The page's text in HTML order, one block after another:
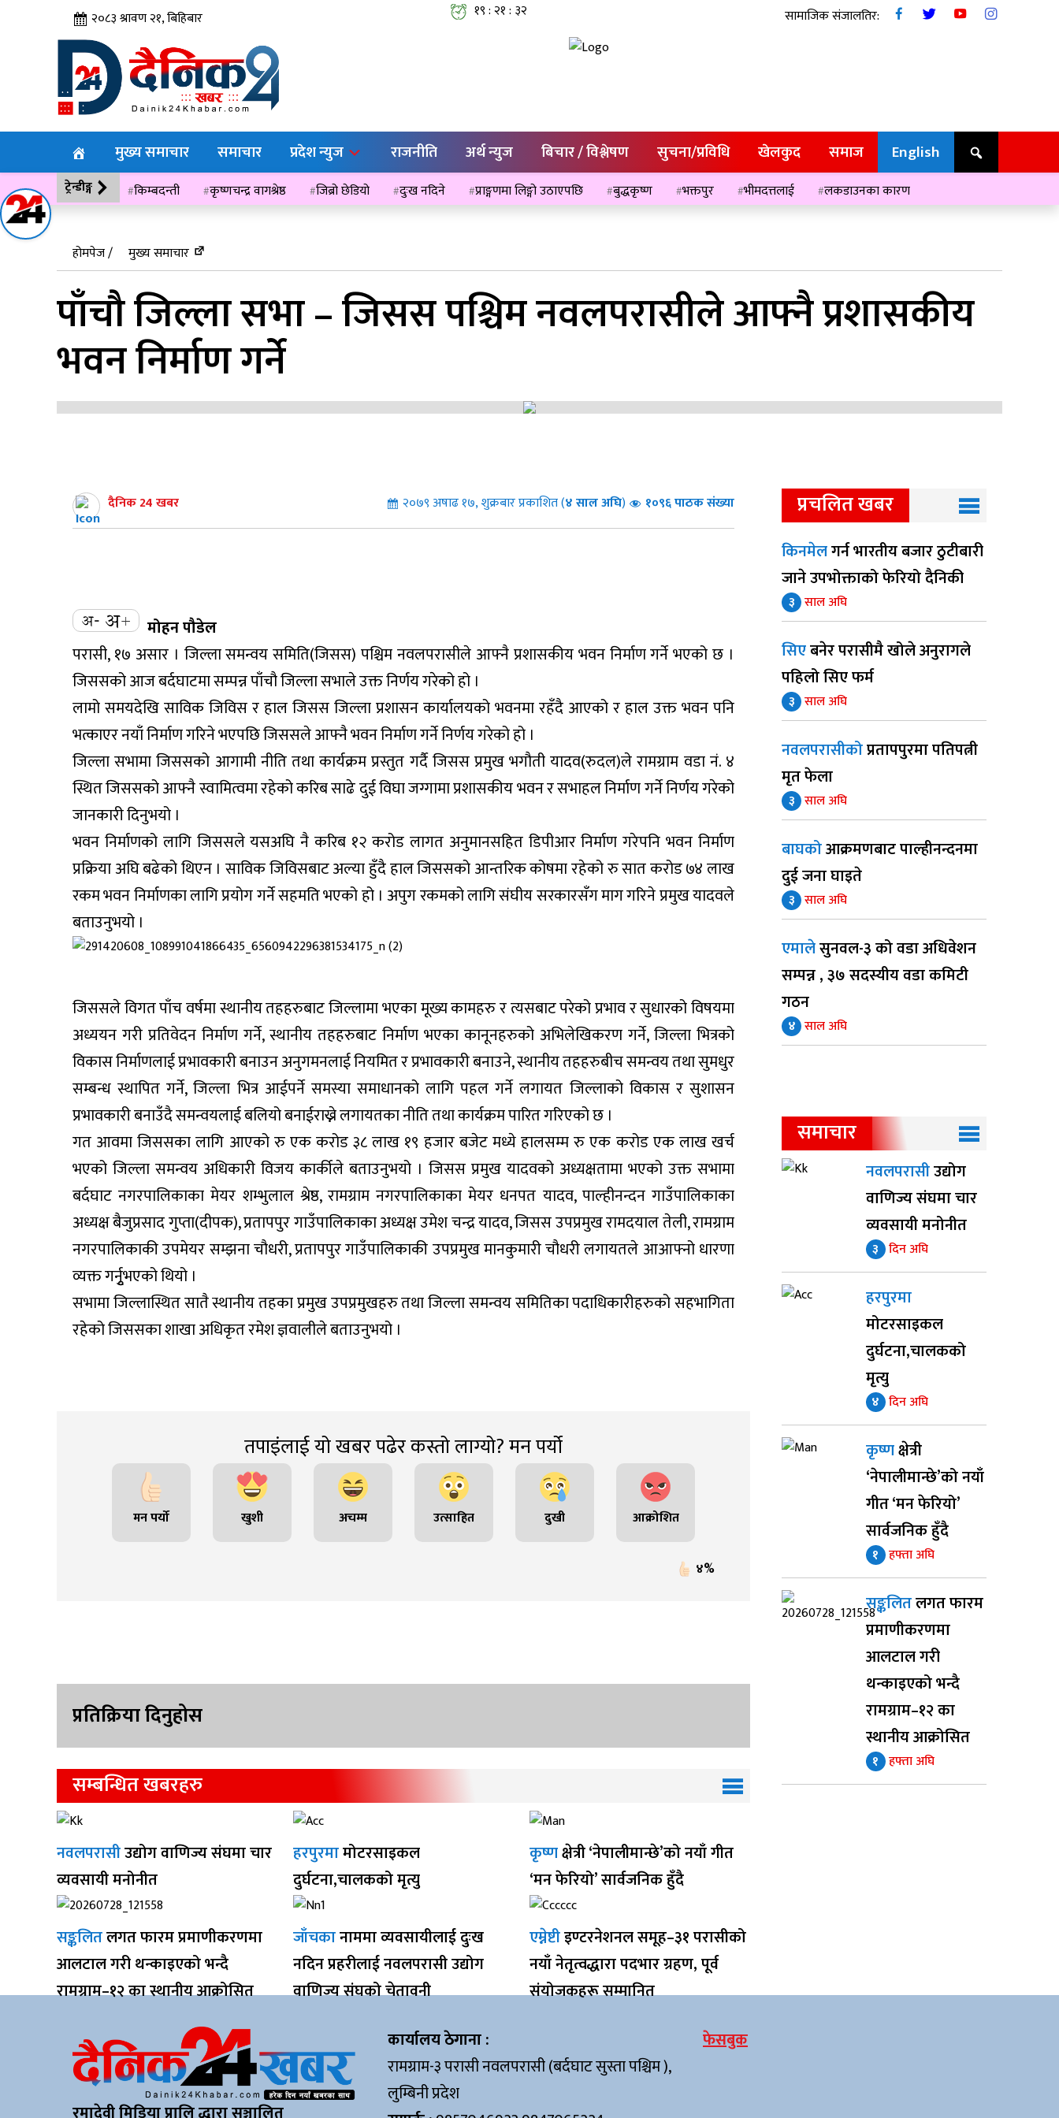
२०८३ श्रावण २१, बिहिबार १९ : २१ : ३३ सामाजिक संजालतिर:
मुख्य समाचार समाचार प्रदेश न्युज राजनीति अर्थ न्युज बिचार / विश्लेषण सुचना/प्रविधि खेलकुद समाज English
ट्रेन्डीङ्ग किम्बदन्ती कृष्णचन्द्र वागश्रेष्ठ जिब्रो छेडियो दुःख नदिने प्राङ्गणमा लिङ्गो उठाएपछि बुद्धकृष्ण भक्तपुर भीमदत्तलाई
लकडाउनका कारण
होमपेज /
मुख्य समाचार
पाँचौ जिल्ला सभा – जिसस पश्चिम नवलपरासीले आफ्नै प्रशासकीय
भवन निर्माण गर्ने
दैनिक 24 खबर २०७९ अषाढ १७, शुक्रबार प्रकाशित (४साल अघि) १०९६ पाठक संख्या
मोहन पौडेल
परासी, १७ असार । जिल्ला समन्वय समिति(जिसस) पश्चिम नवलपरासीले आफ्नै प्रशासकीय भवन निर्माण गर्ने भएको छ ।
जिससको आज बर्दघाटमा सम्पन्न पाँचौ जिल्ला सभाले उक्त निर्णय गरेको हो ।
लामो समयदेखि साविक जिविस र हाल जिसस जिल्ला प्रशासन कार्यालयको भवनमा रहँदै आएको र हाल उक्त भवन पनि
भत्काएर नयाँ निर्माण गरिने भएपछि जिससले आफ्नै भवन निर्माण गर्ने निर्णय गरेको हो ।
जिल्ला सभामा जिससको आगामी नीति तथा कार्यक्रम प्रस्तुत गर्दै जिसस प्रमुख भगौती यादव(रुदल)ले रामग्राम वडा नं. ४
स्थित जिससको आफ्नै स्वामित्वमा रहेको करिब साढे दुई विघा जग्गामा प्रशासकीय भवन र सभाहल निर्माण गर्ने निर्णय गरेको
जानकारी दिनुभयो ।
भवन निर्माणको लागि जिससले यसअघि नै करिब १२ करोड लागत अनुमानसहित डिपीआर निर्माण गरेपनि भवन निर्माण
प्रक्रिया अघि बढेको थिएन । साविक जिविसबाट अल्या हुँदै हाल जिससको आन्तरिक कोषमा रहेको रु सात करोड ७४ लाख
रकम भवन निर्माणका लागि प्रयोग गर्ने सहमति भएको हो । अपुग रकमको लागि संघीय सरकारसँग माग गरिने प्रमुख यादवले
बताउनुभयो ।
जिससले विगत पाँच वर्षमा स्थानीय तहहरुबाट जिल्लामा भएका मूख्य कामहरु र त्यसबाट परेको प्रभाव र सुधारको विषयमा
अध्ययन गरी प्रतिवेदन निर्माण गर्ने, स्थानीय तहहरुबाट निर्माण भएका कानूनहरुको अभिलेखिकरण गर्ने, जिल्ला भित्रको
विकास निर्माणलाई प्रभावकारी बनाउन अनुगमनलाई नियमित र प्रभावकारी बनाउने, स्थानीय तहहरुबीच समन्वय तथा सुमधुर
सम्बन्ध स्थापित गर्ने, जिल्ला भित्र आईपर्ने समस्या समाधानको लागि पहल गर्ने लगायत जिल्लाको विकास र सुशासन
प्रभावकारी बनाउँदै समन्वयलाई बलियो बनाईराख्ने लगायतका नीति तथा कार्यक्रम पारित गरिएको छ ।
गत आवमा जिससका लागि आएको रु एक करोड ३८ लाख १९ हजार बजेट मध्ये हालसम्म रु एक करोड एक लाख खर्च
भएको जिल्ला समन्वय अधिकारी विजय कार्कीले बताउनुभयो । जिसस प्रमुख यादवको अध्यक्षतामा भएको उक्त सभामा
बर्दघाट नगरपालिकाका मेयर शम्भुलाल श्रेष्ठ, रामग्राम नगरपालिकाका मेयर धनपत यादव, पाल्हीनन्दन गाउँपालिकाका
अध्यक्ष बैजुप्रसाद गुप्ता(दीपक), प्रतापपुर गाउँपालिकाका अध्यक्ष उमेश चन्द्र यादव, जिसस उपप्रमुख रामदयाल तेली, रामग्राम
नगरपालिकाकी उपमेयर सम्झना चौधरी, प्रतापपुर गाउँपालिकाकी उपप्रमुख मानकुमारी चौधरी लगायतले आआफ्नो धारणा
व्यक्त गर्नुृभएको थियो ।
सभामा जिल्लास्थित सातै स्थानीय तहका प्रमुख उपप्रमुखहरु तथा जिल्ला समन्वय समितिका पदाधिकारीहरुको सहभागिता
रहेको जिससका शाखा अधिकृत रमेश ज्ञवालीले बताउनुभयो ।
तपाइंलाई यो खबर पढेर कस्तो लाग्यो? मन पर्यो
मन पर्यो खुशी अचम्म उत्साहित दुखी आक्रोशित
४%
प्रतिक्रिया दिनुहोस
सम्बन्धित खबरहरु
नवलपरासीउद्योग वाणिज्य संघमा चार
व्यवसायी मनोनीत
हरपुरमामोटरसाइकल
दुर्घटना,चालकको मृत्यु
कृष्णक्षेत्री ‘नेपालीमान्छे’को नयाँ गीत
‘मन फेरियो’ सार्वजनिक हुँदै
सङ्कलितलगत फारम प्रमाणीकरणमा
आलटाल गरी थन्काइएको भन्दै
रामग्राम–१२ का स्थानीय आक्रोसित
जाँचकानाममा व्यवसायीलाई दुःख
नदिन प्रहरीलाई नवलपरासी उद्योग
वाणिज्य संघको चेतावनी
एम्नेष्टीइण्टरनेशनल समूह–३१ परासीको
नयाँ नेतृत्वद्धारा पदभार ग्रहण, पूर्व
संयोजकहरू सम्मानित
प्रचलित खबर
किनमेलगर्न भारतीय बजार ठुटीबारी
जाने उपभोक्ताको फेरियो दैनिकी
३ साल अघि
सिएबनेर परासीमै खोले अनुरागले
पहिलो सिए फर्म
३ साल अघि
नवलपरासीकोप्रतापपुरमा पतिपत्नी
मृत फेला
३ साल अघि
बाघकोआक्रमणबाट पाल्हीनन्दनमा
दुई जना घाइते
३ साल अघि
एमालेसुनवल-३ को वडा अधिवेशन
सम्पन्न , ३७ सदस्यीय वडा कमिटी
गठन
४ साल अघि
समाचार
नवलपरासीउद्योग
वाणिज्य संघमा चार
व्यवसायी मनोनीत
३ दिन अघि
हरपुरमा
मोटरसाइकल
दुर्घटना,चालकको
मृत्यु
४ दिन अघि
कृष्णक्षेत्री
‘नेपालीमान्छे’को नयाँ
गीत ‘मन फेरियो’
सार्वजनिक हुँदै
१ हफ्ता अघि
सङ्कलितलगत फारम
प्रमाणीकरणमा
आलटाल गरी
थन्काइएको भन्दै
रामग्राम–१२ का
स्थानीय आक्रोसित
१ हफ्ता अघि
कार्यालय ठेगाना :
रामग्राम-३ परासी नवलपरासी (बर्दघाट सुस्ता पश्चिम ),
लुम्बिनी प्रदेश
फेसबुक